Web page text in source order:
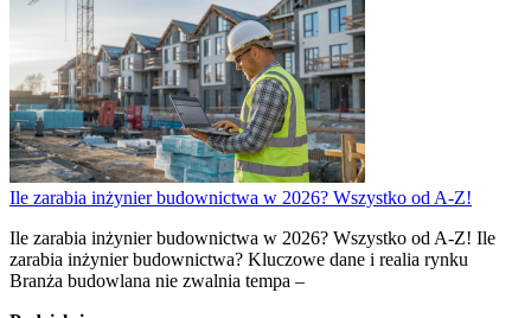
Ile zarabia inżynier budownictwa w 2026? Wszystko od A-Z!
Ile zarabia inżynier budownictwa w 2026? Wszystko od A-Z! Ile
zarabia inżynier budownictwa? Kluczowe dane i realia rynku
Branża budowlana nie zwalnia tempa –